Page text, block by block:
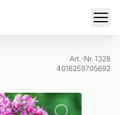
Art.-Nr. 1328
4016259705692